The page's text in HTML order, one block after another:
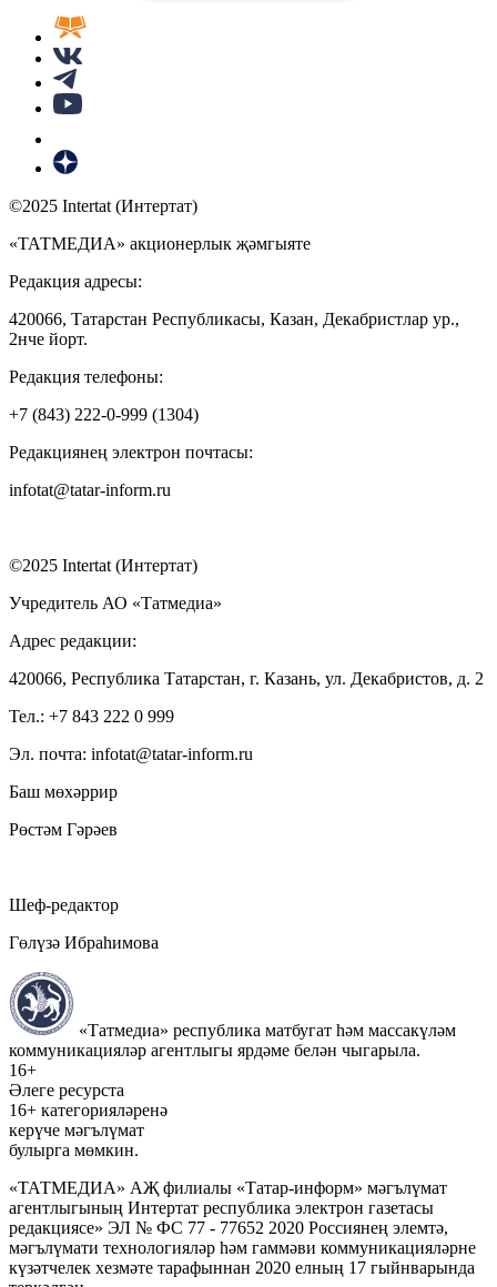
©2025 Intertat (Интертат)
«ТАТМЕДИА» акционерлык җәмгыяте
Редакция адресы:
420066, Татарстан Республикасы, Казан, Декабристлар ур.,
2нче йорт.
Редакция телефоны:
+7 (843) 222-0-999 (1304)
Редакциянең электрон почтасы:
infotat@tatar-inform.ru
©2025 Intertat (Интертат)
Учредитель АО «Татмедиа»
Адрес редакции:
420066, Республика Татарстан, г. Казань, ул. Декабристов, д. 2
Тел.: +7 843 222 0 999
Эл. почта: infotat@tatar-inform.ru
Баш мөхәррир
Рөстәм Гәрәев
Шеф-редактор
Гөлүзә Ибраһимова
«Татмедиа» республика матбугат һәм массакүләм
коммуникацияләр агентлыгы ярдәме белән чыгарыла.
16+
Әлеге ресурста
16+ категорияләренә
керүче мәгълүмат
булырга мөмкин.
«ТАТМЕДИА» АҖ филиалы «Татар-информ» мәгълүмат
агентлыгының Интертат республика электрон газетасы
редакциясе» ЭЛ № ФС 77 - 77652 2020 Россиянең элемтә,
мәгълүмати технологияләр һәм гаммәви коммуникацияләрне
күзәтчелек хезмәте тарафыннан 2020 елның 17 гыйнварында